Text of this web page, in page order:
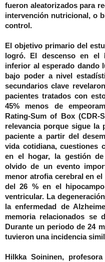
fueron aleatorizados para
intervención nutricional, o
control.
El objetivo primario del
logró. El descenso en
inferior al esperado dando
bajo poder a nivel
secundarios clave
pacientes tratados con
45% menos de
Rating-Sum of Box (CDR-
relevancia porque sigue la
paciente a partir del
vida cotidiana, cuestiones
en el hogar, la gestión de
olvido de un evento
menor atrofia cerebral en
del 26 % en el
ventricular. La
la enfermedad de
memoria relacionados se
Durante un periodo de 24
tuvieron una incidencia
Hilkka Soininen,